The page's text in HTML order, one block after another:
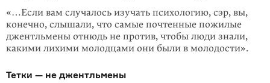
«…Если вам случалось изучать психологию, сэр, вы,
конечно, слышали, что самые почтенные пожилые
джентльмены отнюдь не против, чтобы люди знали,
какими лихими молодцами они были в молодости».
Тетки — не джентльмены